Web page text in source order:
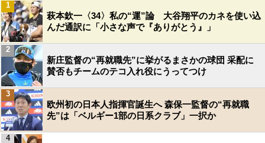
萩本欽一〈34〉私の“運”論 大谷翔平のカネを使い込
んだ通訳に「小さな声で『ありがとう』」
1
新庄監督の“再就職先”に挙がるまさかの球団 采配に
賛否もチームのテコ入れ役にうってつけ
2
欧州初の日本人指揮官誕生へ 森保一監督の“再就職
先”は「ベルギー1部の日系クラブ」一択か
3
4